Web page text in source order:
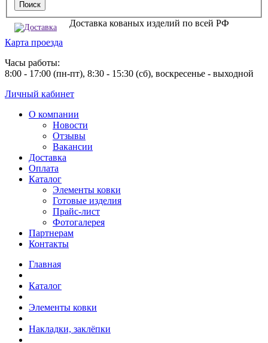
Доставка кованых изделий по всей РФ
Карта проезда
Часы работы:
8:00 - 17:00 (пн-пт), 8:30 - 15:30 (сб), воскресенье - выходной
Личный кабинет
О компании
Новости
Отзывы
Вакансии
Доставка
Оплата
Каталог
Элементы ковки
Готовые изделия
Прайс-лист
Фотогалерея
Партнерам
Контакты
Главная
Каталог
Элементы ковки
Накладки, заклёпки